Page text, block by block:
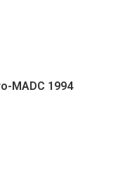
MADC 1994